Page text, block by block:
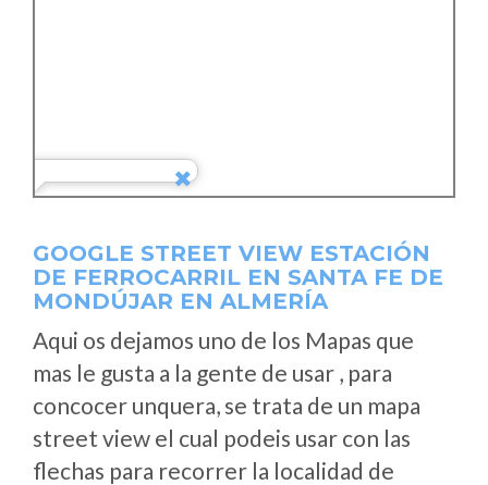
GOOGLE STREET VIEW ESTACIÓN
DE FERROCARRIL EN SANTA FE DE
MONDÚJAR EN ALMERÍA
Aqui os dejamos uno de los Mapas que
mas le gusta a la gente de usar , para
concocer unquera, se trata de un mapa
street view el cual podeis usar con las
flechas para recorrer la localidad de